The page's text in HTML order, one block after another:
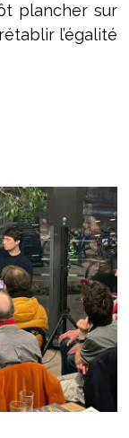
plancher sur
l’égalité